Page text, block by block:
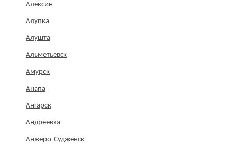
Алексин
Алупка
Алушта
Альметьевск
Амурск
Анапа
Ангарск
Андреевка
Анжеро-Судженск